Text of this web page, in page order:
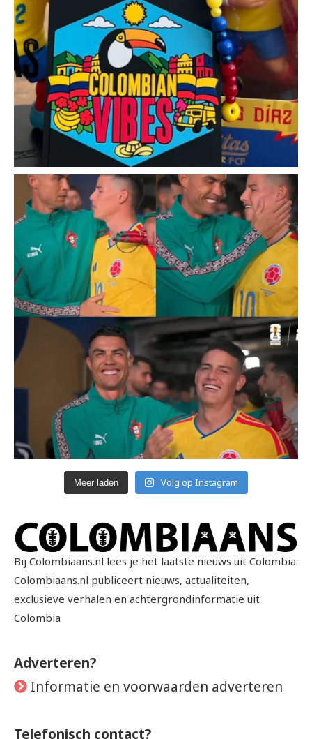
Meer laden Volg op Instagram
Bij Colombiaans.nl lees je het laatste nieuws uit Colombia.
Colombiaans.nl publiceert nieuws, actualiteiten,
exclusieve verhalen en achtergrondinformatie uit
Colombia
Adverteren?
Informatie en voorwaarden adverteren
Telefonisch contact?